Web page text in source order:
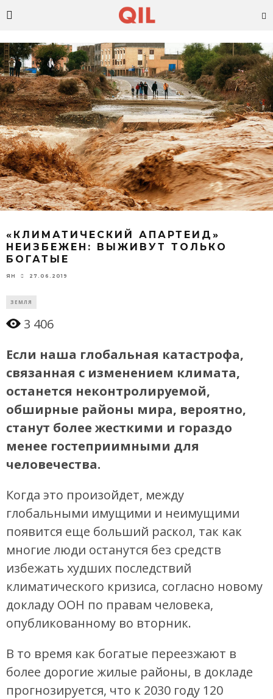
«КЛИМАТИЧЕСКИЙ АПАРТЕИД»
НЕИЗБЕЖЕН: ВЫЖИВУТ ТОЛЬКО
БОГАТЫЕ
ЯН 27.06.2019
ЗЕМЛЯ
3 406
Если наша глобальная катастрофа,
связанная с изменением климата,
останется неконтролируемой,
обширные районы мира, вероятно,
станут более жесткими и гораздо
менее гостеприимными для
человечества.
Когда это произойдет, между
глобальными имущими и неимущими
появится еще больший раскол, так как
многие люди останутся без средств
избежать худших последствий
климатического кризиса, согласно новому
докладу ООН по правам человека,
опубликованному во вторник.
В то время как богатые переезжают в
более дорогие жилые районы, в докладе
прогнозируется, что к 2030 году 120